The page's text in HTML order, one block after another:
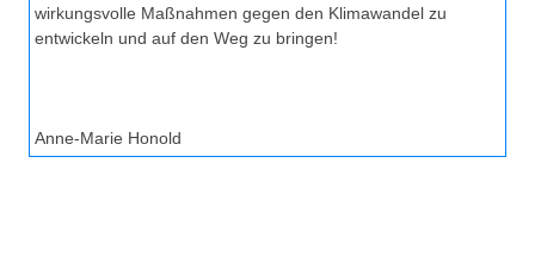
wirkungsvolle Maßnahmen gegen den Klimawandel zu
entwickeln und auf den Weg zu bringen!
Anne-Marie Honold